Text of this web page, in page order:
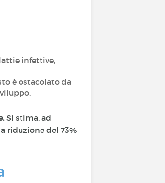
infettive,
è ostacolato da
Si stima, ad
riduzione del 73%